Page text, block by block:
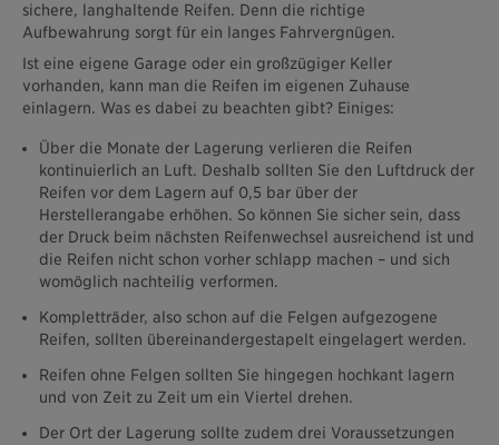
sichere, langhaltende Reifen. Denn die richtige
Aufbewahrung sorgt für ein langes Fahrvergnügen.
Ist eine eigene Garage oder ein großzügiger Keller
vorhanden, kann man die Reifen im eigenen Zuhause
einlagern. Was es dabei zu beachten gibt? Einiges:
Über die Monate der Lagerung verlieren die Reifen
kontinuierlich an Luft. Deshalb sollten Sie den Luftdruck der
Reifen vor dem Lagern auf 0,5 bar über der
Herstellerangabe erhöhen. So können Sie sicher sein, dass
der Druck beim nächsten Reifenwechsel ausreichend ist und
die Reifen nicht schon vorher schlapp machen – und sich
womöglich nachteilig verformen.
Kompletträder, also schon auf die Felgen aufgezogene
Reifen, sollten übereinandergestapelt eingelagert werden.
Reifen ohne Felgen sollten Sie hingegen hochkant lagern
und von Zeit zu Zeit um ein Viertel drehen.
Der Ort der Lagerung sollte zudem drei Voraussetzungen